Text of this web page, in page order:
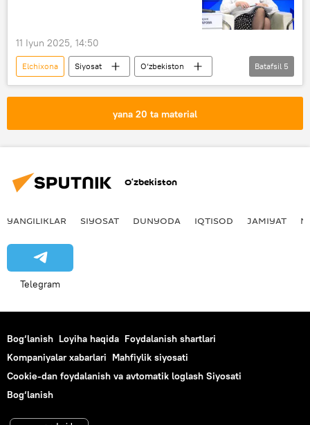
11 Iyun 2025, 14:50
Elchixona Siyosat
O‘zbekiston
Rossiya
O‘zbekiston TIV
Migratsiya
Batafsil 5
yana 20 ta material
O‘zbekiston
YANGILIKLAR SIYOSAT DUNYODA IQTISOD JAMIYAT
Telegram
Bog‘lanish Loyiha haqida Foydalanish shartlari
Kompaniyalar xabarlari Mahfiylik siyosati
Cookie-dan foydalanish va avtomatik loglash Siyosati
Bog‘lanish